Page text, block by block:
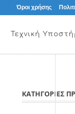
Όροι χρήσης
Τεχνική
ΚΑΤΗΓΟΡΙΕΣ